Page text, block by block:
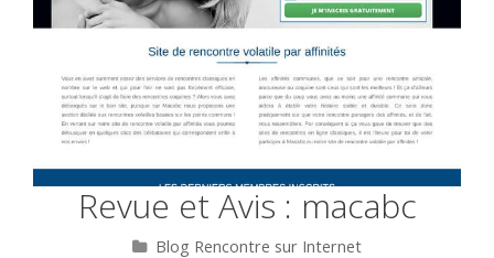
Revue et Avis : macabc
Catégories
Blog Rencontre sur Internet